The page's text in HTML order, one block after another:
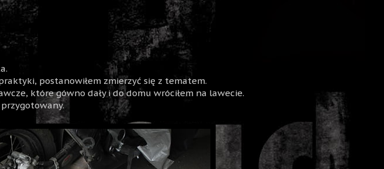
postanowiłem zmierzyć się z tematem.
które gówno dały i do domu wróciłem na lawecie.